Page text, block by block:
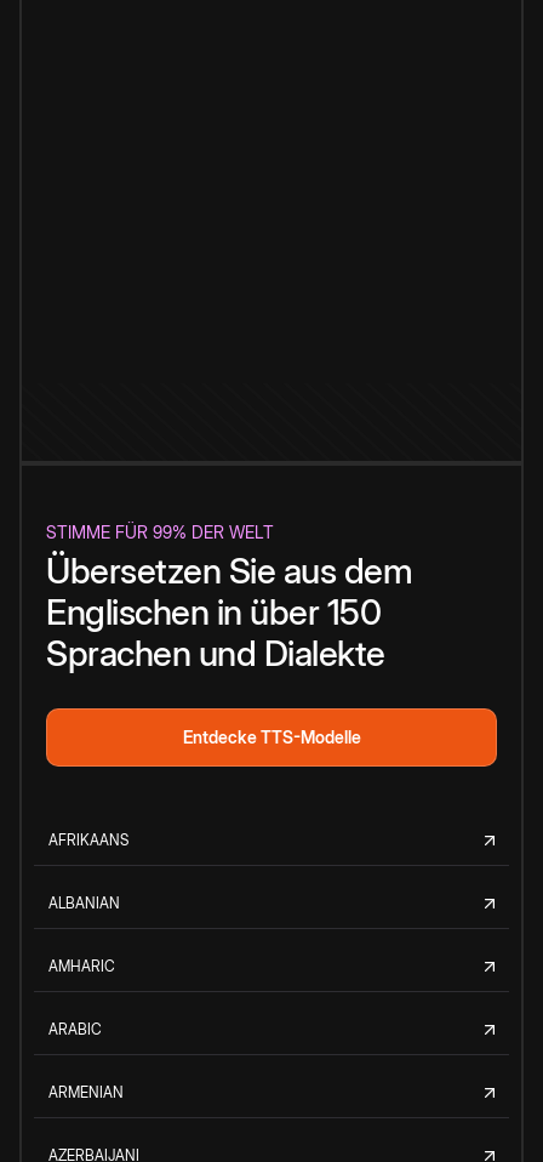
STIMME FÜR 99% DER WELT
Übersetzen Sie aus dem
Englischen in über 150
Sprachen und Dialekte
Entdecke TTS-Modelle
AFRIKAANS
ALBANIAN
AMHARIC
ARABIC
ARMENIAN
AZERBAIJANI